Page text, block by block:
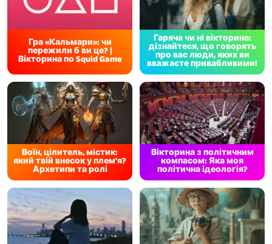
Гра «Кальмари»: чи
пережили б ви це? |
Вікторина по Squid Game
Гаряча чи ні вікторина:
дізнайтеся, що говорять
про вас люди, яких ви
вважаєте привабливими!
Воїн, цілитель, містик:
який твій внесок у плем'я?
Архетипи та ролі
Вікторина з політичним
компасом: Яка моя
політична ідеологія?